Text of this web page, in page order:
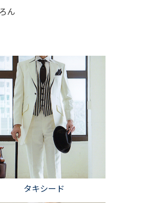
ん
タキシード